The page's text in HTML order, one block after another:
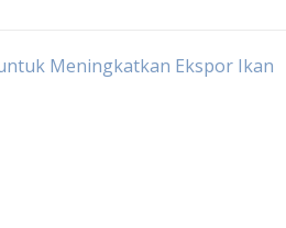
Meningkatkan Ekspor Ikan